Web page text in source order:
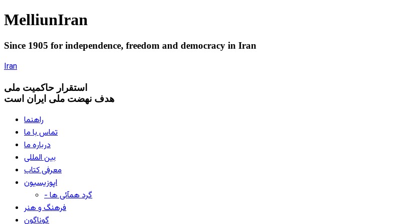
MelliunIran
Since 1905 for independence, freedom and democracy in Iran
Iran
استقرار حاکميت ملی
هدف نهضت ملی ایران است
راهنما
تماس با ما
درباره ما
بین المللی
معرفی کتاب
اپوزیسیون
- گرد همآئی ها
فرهنگ و هنر
گوناگون